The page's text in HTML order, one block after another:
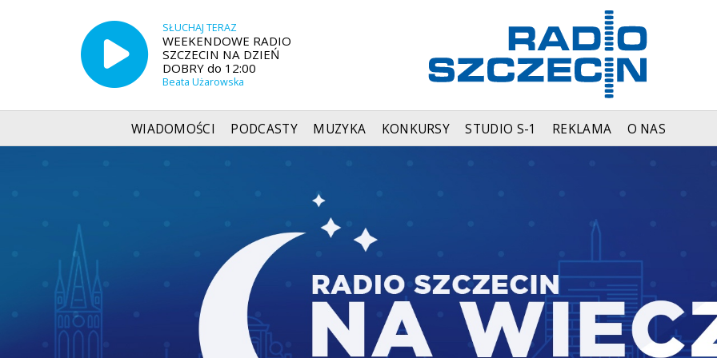
SŁUCHAJ TERAZ
WEEKENDOWE RADIO
SZCZECIN NA DZIEŃ
DOBRY do 12:00
Beata Użarowska
WIADOMOŚCI PODCASTY MUZYKA KONKURSY STUDIO S-1 REKLAMA O NAS